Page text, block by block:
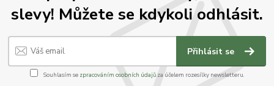
slevy! Můžete se kdykoli odhlásit.
Přihlásit se
Souhlasím se zpracováním osobních údajůza účelem rozesílky newsletteru.